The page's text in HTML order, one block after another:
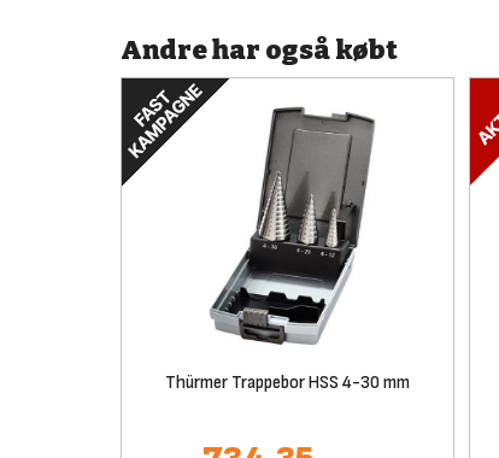
Andre har også købt
Thürmer Trappebor HSS 4-30 mm